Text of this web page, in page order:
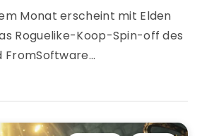
Monat erscheint mit Elden
Roguelike-Koop-Spin-off des
FromSoftware…